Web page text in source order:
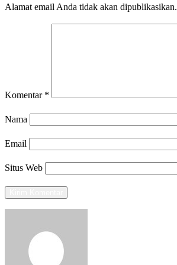
Alamat email Anda tidak akan dipublikasikan.
Komentar *
Nama
Email
Situs Web